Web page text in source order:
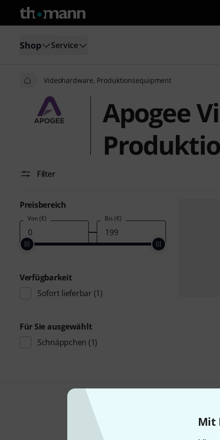
Mit
Shop Service
Videohardware, Produktionsequipment
Apogee
Filter
Preisbereich
Von (€) Bis (€)
Verfügbarkeit
Sofort lieferbar (1)
Für Sie ausgewählt
Schnäppchen (1)